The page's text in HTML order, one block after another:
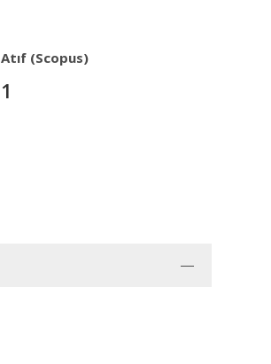
Atıf (Scopus)
1